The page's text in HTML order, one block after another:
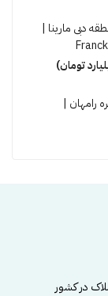
دبی مارینا |
رامهان |
در کشور